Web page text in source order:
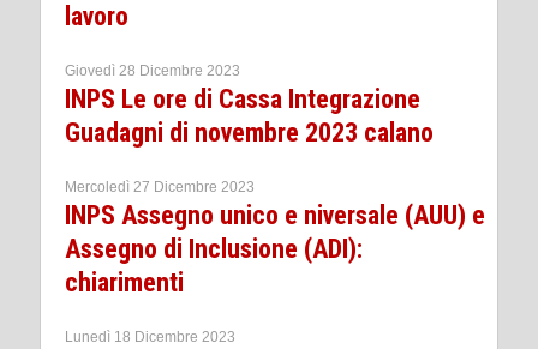
lavoro
Giovedì 28 Dicembre 2023
INPS Le ore di Cassa Integrazione
Guadagni di novembre 2023 calano
Mercoledì 27 Dicembre 2023
INPS Assegno unico e niversale (AUU) e
Assegno di Inclusione (ADI):
chiarimenti
Lunedì 18 Dicembre 2023